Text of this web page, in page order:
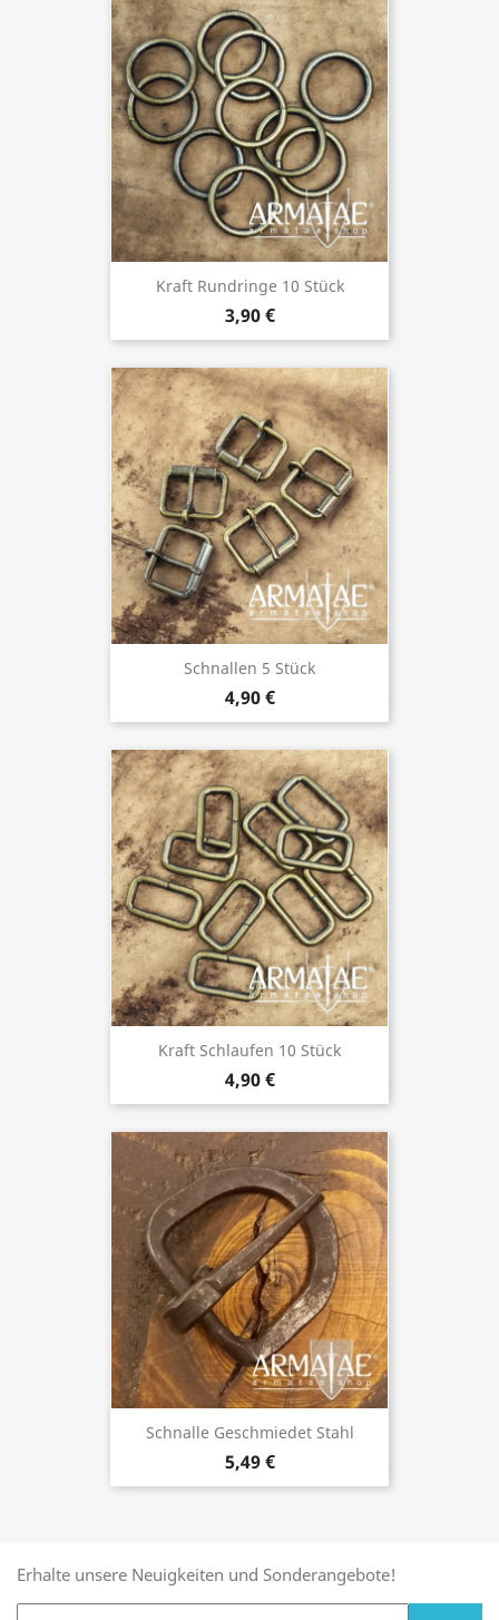
Kraft Rundringe 10 Stück
3,90 €
Schnallen 5 Stück
4,90 €
Kraft Schlaufen 10 Stück
4,90 €
Schnalle Geschmiedet Stahl
5,49 €
Erhalte unsere Neuigkeiten und Sonderangebote!